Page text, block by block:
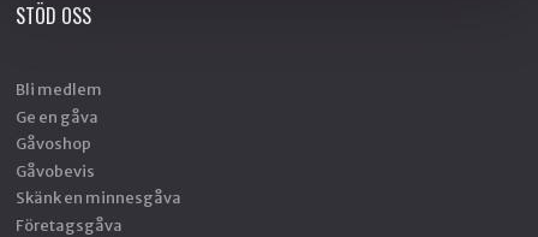
STÖD OSS
Bli medlem
Ge en gåva
Gåvoshop
Gåvobevis
Skänk en minnesgåva
Företagsgåva